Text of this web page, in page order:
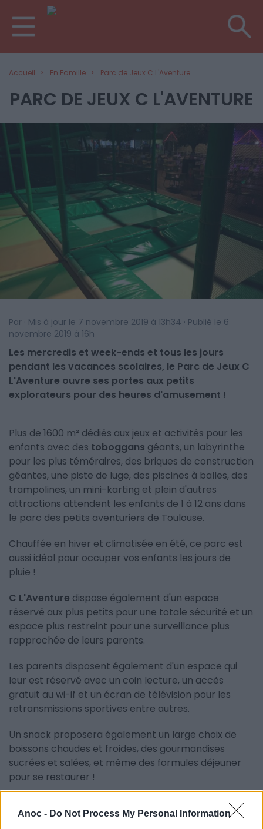
Anoc - Do Not Process My Personal Information
Accueil En Famille Parc de Jeux C L'Aventure
PARC DE JEUX C L'AVENTURE
Par · Mis à jour le 7 novembre 2019 à 13h34 · Publié le 6
novembre 2019 à 16h
Les mercredis et week-ends et tous les jours
pendant les vacances scolaires, le Parc de Jeux C
L'Aventure ouvre ses portes aux petits
explorateurs pour des heures d'amusement !
Plus de 1600 m² dédiés aux jeux et activités pour les
enfants avec des toboggans géants, un labyrinthe
pour les plus téméraires, des briques de construction
géantes, une piste de luge, des piscines à balles, des
trampolines, un mini-karting et plein d'autres
attractions attendent les enfants de 1 à 12 ans dans
le parc des petits aventuriers de Toulouse.
Chauffée en hiver et climatisée en été, ce parc est
aussi idéal pour occuper vos enfants les jours de
pluie !
C L'Aventure dispose également d'un espace
réservé aux plus petits pour une totale sécurité et un
espace plus restreint pour une surveillance plus
rapprochée de leurs parents.
Les parents disposent également d'un espace qui
leur est réservé avec un coin lecture, un accès
gratuit au wi-if et un écran de télévision pour les
retransmissions sportives entre autres.
Un snack proposera également un large choix de
boissons chaudes et froides, des gourmandises
sucrées et salées, et même des formules déjeuner
pour se restaurer !
propose également
des formules pour vos soirées privées et pour fêter